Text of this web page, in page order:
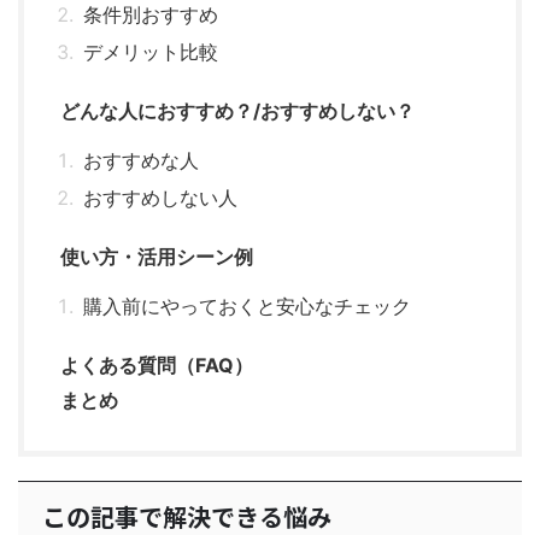
条件別おすすめ
デメリット比較
どんな人におすすめ？/おすすめしない？
おすすめな人
おすすめしない人
使い方・活用シーン例
購入前にやっておくと安心なチェック
よくある質問（FAQ）
まとめ
この記事で解決できる悩み